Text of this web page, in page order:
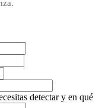
detectar y en qué